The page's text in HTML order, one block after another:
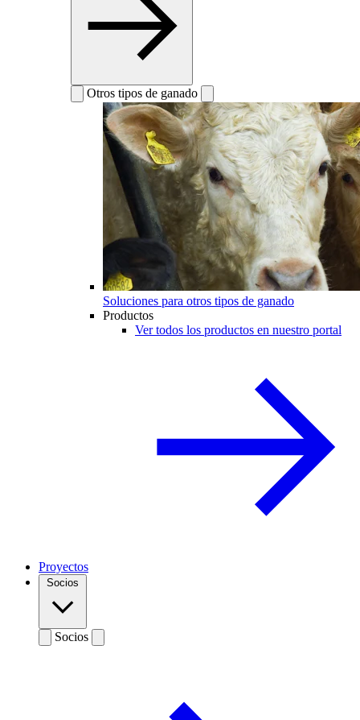
Otros tipos de ganado
Soluciones para otros tipos de ganado
Productos
Ver todos los productos en nuestro portal
Proyectos
Socios
Socios